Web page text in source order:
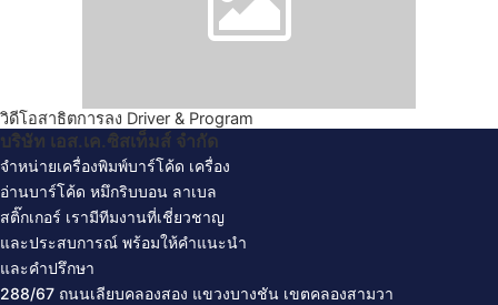
วิดีโอสาธิตการลง Driver & Program
บริษัท เอส.เค.ซิสเท็มส์ จํากัด
จำหน่ายเครื่องพิมพ์บาร์โค้ด เครื่อง
อ่านบาร์โค้ด หมึกริบบอน ลาเบล
สติ๊กเกอร์ เรามีทีมงานที่เชี่ยวชาญ
และประสบการณ์ พร้อมให้คำแนะนำ
และคำปรึกษา
288/67 ถนนเลียบคลองสอง แขวงบางชัน เขตคลองสามวา